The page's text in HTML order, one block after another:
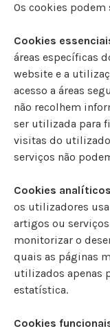
Os cookies
Cookies
áreas específicas
website e a
acesso a áreas
não recolhem
ser utilizada para
visitas do
serviços não
Cookies analíticos
os utilizadores
artigos ou
monitorizar o
quais as páginas
utilizados apenas
estatística.
Cookies